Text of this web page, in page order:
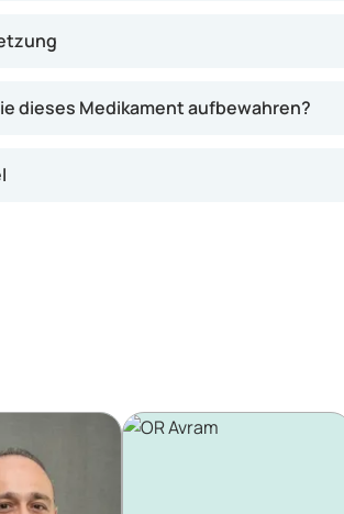
dieses Medikament aufbewahren?